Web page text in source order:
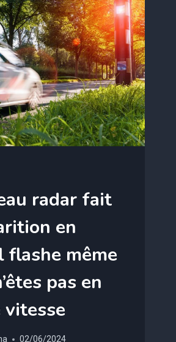
radar fait
en
flashe même
pas en
vitesse
02/06/2024